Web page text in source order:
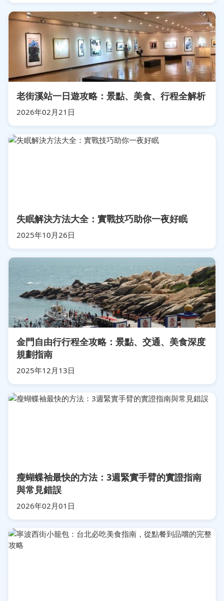
老街溪站一日遊攻略：景點、美食、行程全解析
2026年02月21日
失眠解決方法大全：實戰技巧助你一夜好眠
2025年10月26日
金門自由行行程全攻略：景點、交通、美食深度
規劃指南
2025年12月13日
瘦蝴蝶袖最快的方法：3週緊實手臂的實證指南
與常見錯誤
2026年02月01日